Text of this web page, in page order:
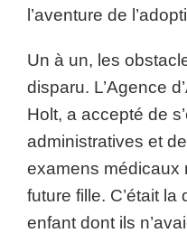
l’aventure de
Un à un, les
disparu. L’Agence
Holt, a accepté de
administratives et
examens médicaux
future fille. C’était la
enfant dont ils